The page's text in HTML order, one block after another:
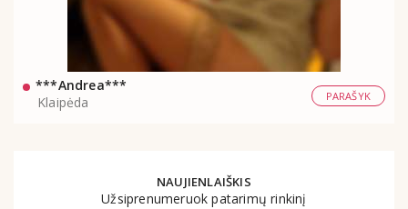
***Andrea***
Klaipėda
PARAŠYK
NAUJIENLAIŠKIS
Užsiprenumeruok patarimų rinkinį